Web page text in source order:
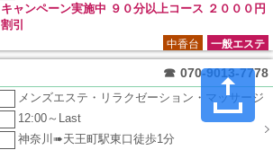
キャンペーン実施中 ９０分以上コース ２０００円
割引
一般エステ
中香台
☎ 070-9013-7778
メンズエステ・リラクゼーション・マッサージ
12:00～Last
神奈川➠天王町駅東口徒歩1分